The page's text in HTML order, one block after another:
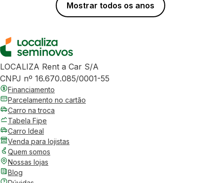
Mostrar todos os anos
LOCALIZA Rent a Car S/A
CNPJ nº 16.670.085/0001-55
Financiamento
Parcelamento no cartão
Carro na troca
Tabela Fipe
Carro Ideal
Venda para lojistas
Quem somos
Nossas lojas
Blog